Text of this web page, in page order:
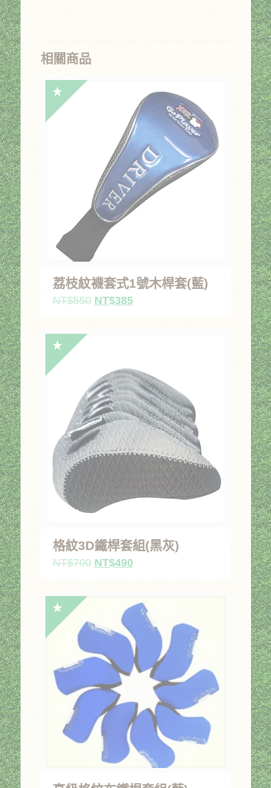
相關商品
荔枝紋襪套式1號木桿套(藍)
NT$550 原
NT$385目
格紋3D鐵桿套組(黑灰)
NT$700 原
NT$700。
NT$490目
格：
NT$490。